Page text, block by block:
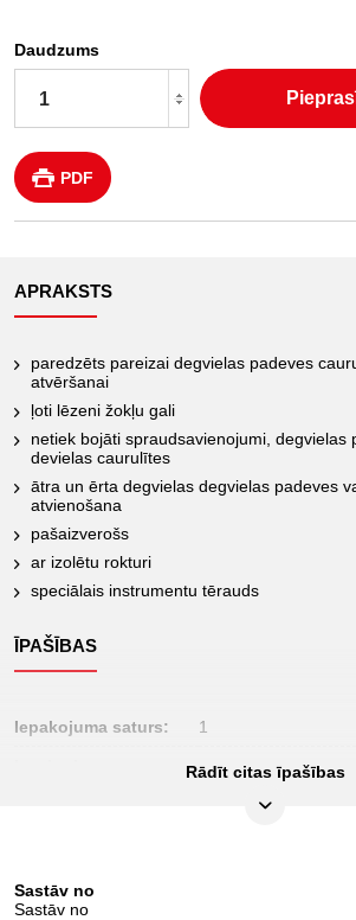
Daudzums
PDF
APRAKSTS
paredzēts pareizai degvielas padeves
atvēršanai
ļoti lēzeni žokļu gali
netiek bojāti spraudsavienojumi, degvielas
devielas caurulītes
ātra un ērta degvielas degvielas padeves
atvienošana
pašaizverošs
ar izolētu rokturi
speciālais instrumentu tērauds
ĪPAŠĪBAS
Iepakojuma saturs: 1
30
Iesaiņojuma platums,
mm:
Rādīt citas īpašības
Sastāv no
Sastāv no